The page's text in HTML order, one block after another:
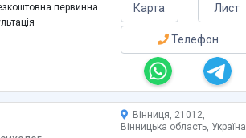
первинна
Карта Лист
Телефон
Вінниця, 21012,
Вінницька область, Україна